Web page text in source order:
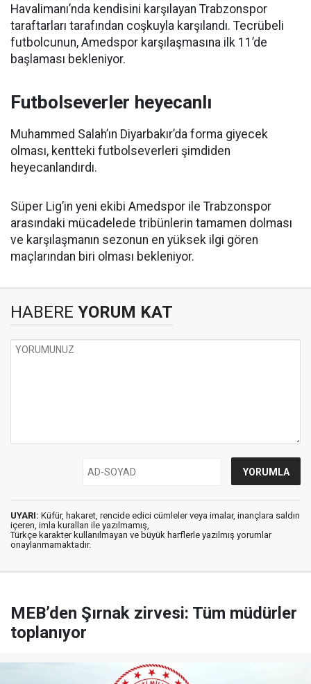
Havalimanı’nda kendisini karşılayan Trabzonspor
taraftarları tarafından coşkuyla karşılandı. Tecrübeli
futbolcunun, Amedspor karşılaşmasına ilk 11’de
başlaması bekleniyor.
Futbolseverler heyecanlı
Muhammed Salah’ın Diyarbakır’da forma giyecek
olması, kentteki futbolseverleri şimdiden
heyecanlandırdı.
Süper Lig’in yeni ekibi Amedspor ile Trabzonspor
arasındaki mücadelede tribünlerin tamamen dolması
ve karşılaşmanın sezonun en yüksek ilgi gören
maçlarından biri olması bekleniyor.
HABERE YORUM KAT
UYARI: Küfür, hakaret, rencide edici cümleler veya imalar, inançlara saldırı
içeren, imla kuralları ile yazılmamış,
Türkçe karakter kullanılmayan ve büyük harflerle yazılmış yorumlar
onaylanmamaktadır.
MEB’den Şırnak zirvesi: Tüm müdürler
toplanıyor